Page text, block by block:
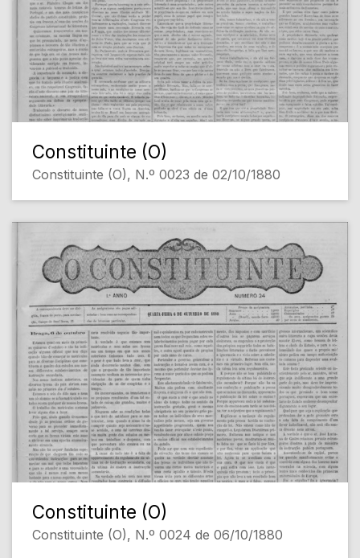
Constituinte (O)
Constituinte (O), N.º 0023 de 02/10/1880
Constituinte (O)
Constituinte (O), N.º 0024 de 06/10/1880